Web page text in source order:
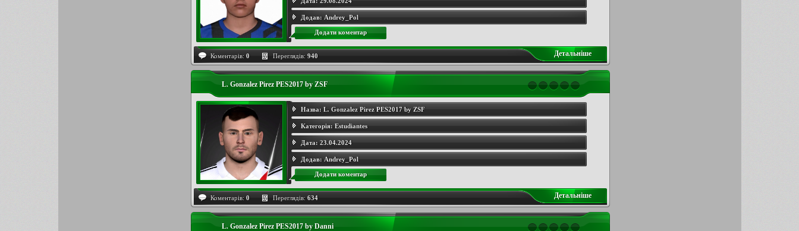
Додав: Andrey_Pol
Додати коментар
Коментарів: 0 Переглядів: 940 Детальнiше
L. Gonzalez Pirez PES2017 by ZSF
Назва: L. Gonzalez Pirez PES2017 by ZSF
Категорія: Estudiantes
Дата: 23.04.2024
Додав: Andrey_Pol
Додати коментар
Коментарів: 0 Переглядів: 634 Детальнiше
L. Gonzalez Pirez PES2017 by Danni